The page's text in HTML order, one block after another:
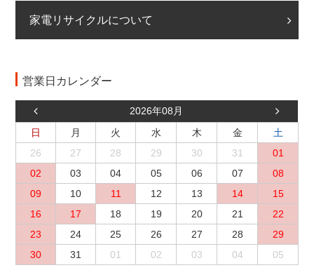
家電リサイクルについて
営業日カレンダー
2026年08月
日
月 火 水 木 金
土
26
27 28 29 30 31
01
02
03 04 05 06 07
08
09
10 11 12 13 14
15
16
17 18 19 20 21
22
23
24 25 26 27 28
29
30
31 01 02 03 04 05